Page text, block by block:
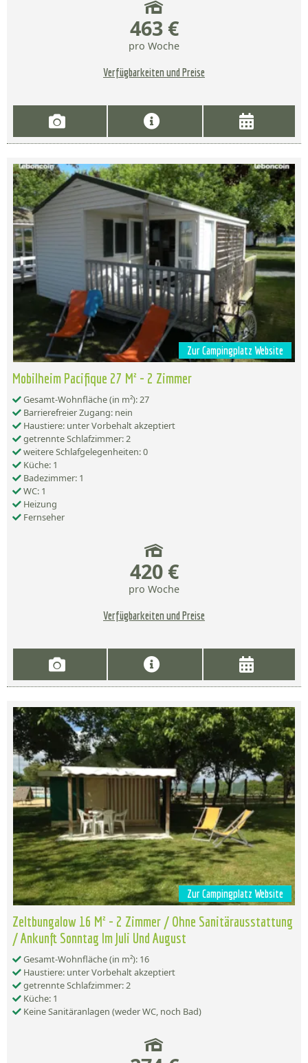
463 €
pro Woche
Verfügbarkeiten und Preise
Zur Campingplatz Website
Mobilheim Pacifique 27 M² - 2 Zimmer
Gesamt-Wohnfläche (in m²): 27
Barrierefreier Zugang: nein
Haustiere: unter Vorbehalt akzeptiert
getrennte Schlafzimmer: 2
weitere Schlafgelegenheiten: 0
Küche: 1
Badezimmer: 1
WC: 1
Heizung
Fernseher
420 €
pro Woche
Verfügbarkeiten und Preise
Zur Campingplatz Website
Zeltbungalow 16 M² - 2 Zimmer / Ohne Sanitärausstattung
/ Ankunft Sonntag Im Juli Und August
Gesamt-Wohnfläche (in m²): 16
Haustiere: unter Vorbehalt akzeptiert
getrennte Schlafzimmer: 2
Küche: 1
Keine Sanitäranlagen (weder WC, noch Bad)